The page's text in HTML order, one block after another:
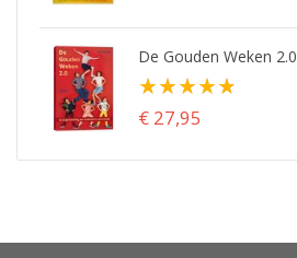
De Gouden Weken 2.0
Waardering:
98%
€ 27,95